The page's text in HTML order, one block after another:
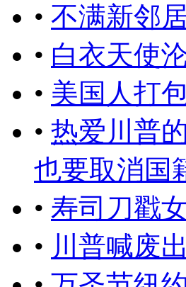
• 不满新邻
• 白衣天使
• 美国人打
• 热爱川普
也要取消国
• 寿司刀戳
• 川普喊废